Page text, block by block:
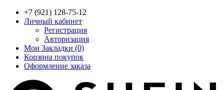
+7 (921) 128-75-12
Личный кабинет
Регистрация
Авторизация
Мои Закладки (0)
Корзина покупок
Оформление заказа